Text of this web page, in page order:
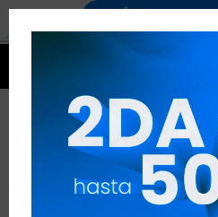
PROTEÍNAS
PROTEÍNAS DE SUERO